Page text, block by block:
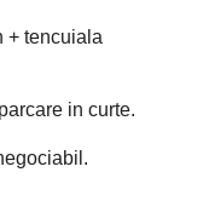
+ tencuiala
in curte.